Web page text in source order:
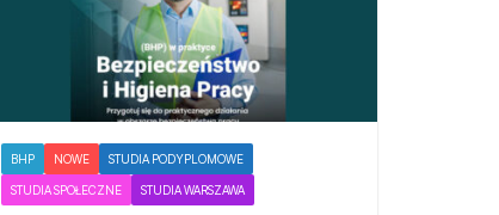
BHP NOWE STUDIA PODYPLOMOWE
STUDIA SPOŁECZNE STUDIA WARSZAWA